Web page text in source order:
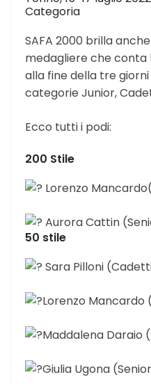
Categoria
SAFA 2000 brilla
medagliere che conta
alla fine della tre
categorie Junior,
Ecco tutti i podi:
200 Stile
Lorenzo
Aurora Cattin
50 stile
Sara Pilloni
Lorenzo Mancardo
Maddalena Daraio
Giulia Ugona